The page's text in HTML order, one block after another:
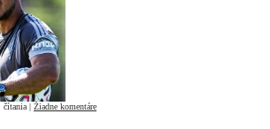
čítania | Žiadne komentáre